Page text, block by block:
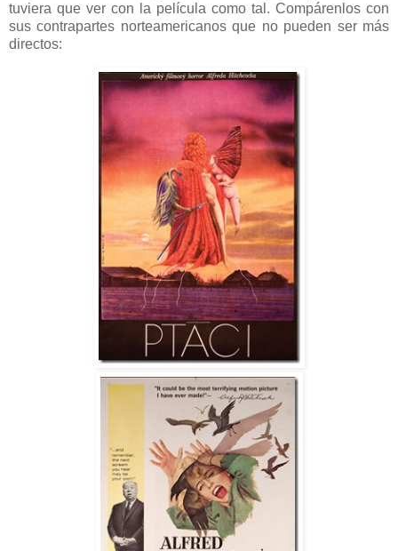
tuviera que ver con la película como tal. Compárenlos con
sus contrapartes norteamericanos que no pueden ser más
directos: